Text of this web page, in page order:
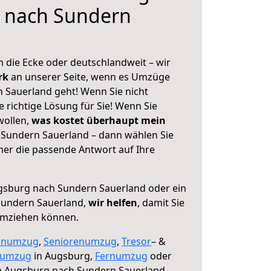
Sundern
die Ecke oder deutschlandweit – wir
an unserer Seite, wenn es Umzüge
geht! Wenn Sie nicht
richtige Lösung für Sie! Wenn Sie
was kostet überhaupt mein
Sauerland – dann wählen Sie
die passende Antwort auf Ihre
nach Sundern Sauerland oder ein
Sauerland, wir helfen, damit Sie
können.
, Seniorenumzug, Tresor– &
in Augsburg, Fernumzug oder